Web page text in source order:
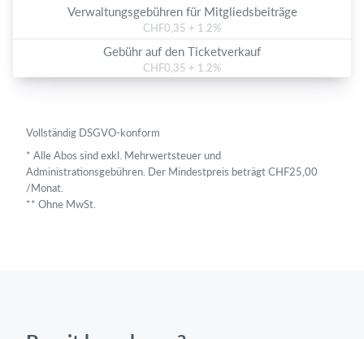
Verwaltungsgebühren für Mitgliedsbeiträge
CHF0,35 + 1.2%
Gebühr auf den Ticketverkauf
CHF0,35 + 1.2%
Vollständig DSGVO-konform
* Alle Abos sind exkl. Mehrwertsteuer und
Administrationsgebühren. Der Mindestpreis beträgt CHF25,00
/Monat.
** Ohne MwSt.